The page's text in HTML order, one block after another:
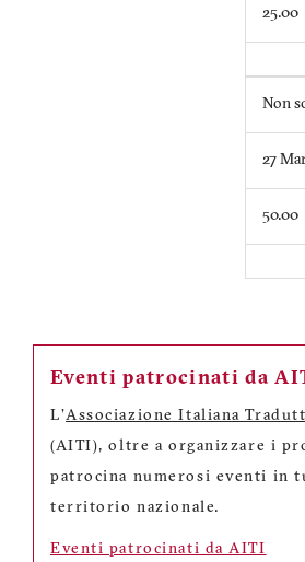
25.00
Non
27
50.00
Eventi patrocinati da
L'Associazione Italiana
(AITI), oltre a organizzare i
patrocina numerosi eventi in
territorio nazionale.
Eventi patrocinati da AITI